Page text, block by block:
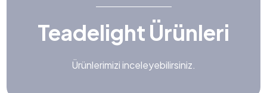
Teadelight Ürünleri
Ürünlerimizi inceleyebilirsiniz.